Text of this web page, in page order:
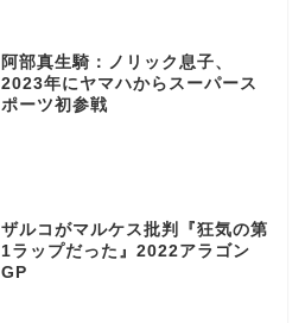
阿部真生騎：ノリック息子、
2023年にヤマハからスーパース
ポーツ初参戦
ザルコがマルケス批判『狂気の第
1ラップだった』2022アラゴン
GP